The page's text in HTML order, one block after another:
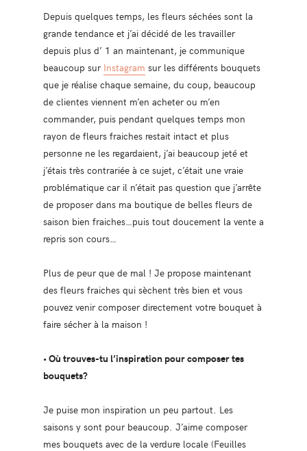
Depuis quelques temps, les fleurs séchées sont la
grande tendance et j’ai décidé de les travailler
depuis plus d’ 1 an maintenant, je communique
beaucoup sur Instagram sur les différents bouquets
que je réalise chaque semaine, du coup, beaucoup
de clientes viennent m’en acheter ou m’en
commander, puis pendant quelques temps mon
rayon de fleurs fraiches restait intact et plus
personne ne les regardaient, j’ai beaucoup jeté et
j’étais très contrariée à ce sujet, c’était une vraie
problématique car il n’était pas question que j’arrête
de proposer dans ma boutique de belles fleurs de
saison bien fraiches…puis tout doucement la vente a
repris son cours…
Plus de peur que de mal ! Je propose maintenant
des fleurs fraiches qui sèchent très bien et vous
pouvez venir composer directement votre bouquet à
faire sécher à la maison !
• Où trouves-tu l’inspiration pour composer tes
bouquets?
Je puise mon inspiration un peu partout. Les
saisons y sont pour beaucoup. J’aime composer
mes bouquets avec de la verdure locale (Feuilles